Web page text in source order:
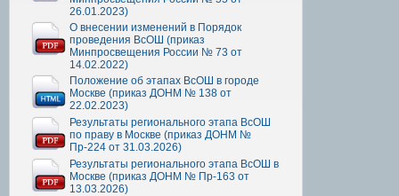
26.01.2023)
О внесении изменений в Порядок
проведения ВсОШ (приказ
Минпросвещения России № 73 от
14.02.2022)
Положение об этапах ВсОШ в городе
Москве (приказ ДОНМ № 138 от
22.02.2023)
Результаты регионального этапа ВсОШ
по праву в Москве (приказ ДОНМ №
Пр-224 от 31.03.2026)
Результаты регионального этапа ВсОШ в
Москве (приказ ДОНМ № Пр-163 от
13.03.2026)